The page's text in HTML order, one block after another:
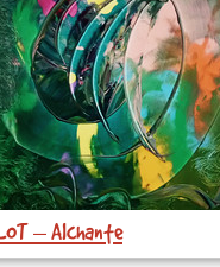
– Alchante